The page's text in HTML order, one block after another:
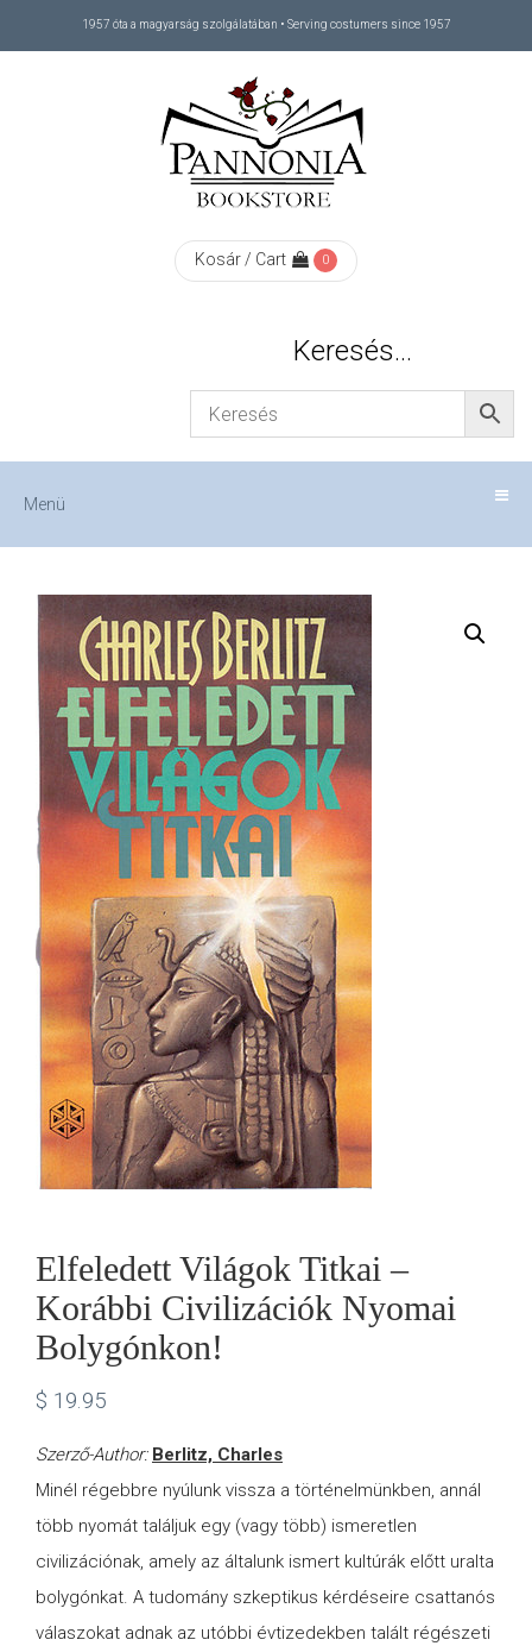
1957 óta a magyarság szolgálatában • Serving costumers since 1957
Kosár / Cart 0
Keresés…
Menü
SHOP
KAPCSOLAT
CONTACT
Elfeledett Világok Titkai –
Korábbi Civilizációk Nyomai
Bolygónkon!
$ 19.95
Szerző-Author: Berlitz, Charles
Minél régebbre nyúlunk vissza a történelmünkben, annál
több nyomát találjuk egy (vagy több) ismeretlen
civilizációnak, amely az általunk ismert kultúrák előtt uralta
bolygónkat. A tudomány szkeptikus kérdéseire csattanós
válaszokat adnak az utóbbi évtizedekben talált régészeti